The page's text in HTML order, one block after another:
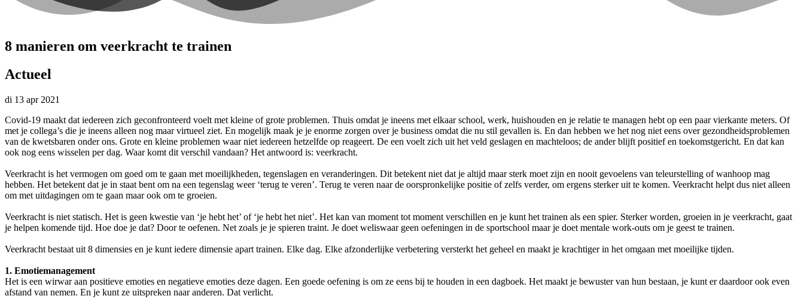
8 manieren om veerkracht te trainen
Actueel
di 13 apr 2021
Covid-19 maakt dat iedereen zich geconfronteerd voelt met kleine of grote problemen. Thuis omdat je ineens met elkaar school, werk, huishouden en je relatie te managen hebt op een paar vierkante meters. Of
met je collega’s die je ineens alleen nog maar virtueel ziet. En mogelijk maak je je enorme zorgen over je business omdat die nu stil gevallen is. En dan hebben we het nog niet eens over gezondheidsproblemen
van de kwetsbaren onder ons. Grote en kleine problemen waar niet iedereen hetzelfde op reageert. De een voelt zich uit het veld geslagen en machteloos; de ander blijft positief en toekomstgericht. En dat kan
ook nog eens wisselen per dag. Waar komt dit verschil vandaan? Het antwoord is: veerkracht.
Veerkracht is het vermogen om goed om te gaan met moeilijkheden, tegenslagen en veranderingen. Dit betekent niet dat je altijd maar sterk moet zijn en nooit gevoelens van teleurstelling of wanhoop mag
hebben. Het betekent dat je in staat bent om na een tegenslag weer ‘terug te veren’. Terug te veren naar de oorspronkelijke positie of zelfs verder, om ergens sterker uit te komen. Veerkracht helpt dus niet alleen
om met uitdagingen om te gaan maar ook om te groeien.
Veerkracht is niet statisch. Het is geen kwestie van ‘je hebt het’ of ‘je hebt het niet’. Het kan van moment tot moment verschillen en je kunt het trainen als een spier. Sterker worden, groeien in je veerkracht, gaat
je helpen komende tijd. Hoe doe je dat? Door te oefenen. Net zoals je je spieren traint. Je doet weliswaar geen oefeningen in de sportschool maar je doet mentale work-outs om je geest te trainen.
Veerkracht bestaat uit 8 dimensies en je kunt iedere dimensie apart trainen. Elke dag. Elke afzonderlijke verbetering versterkt het geheel en maakt je krachtiger in het omgaan met moeilijke tijden.
1. Emotiemanagement
Het is een wirwar aan positieve emoties en negatieve emoties deze dagen. Een goede oefening is om ze eens bij te houden in een dagboek. Het maakt je bewuster van hun bestaan, je kunt er daardoor ook even
afstand van nemen. En je kunt ze uitspreken naar anderen. Dat verlicht.